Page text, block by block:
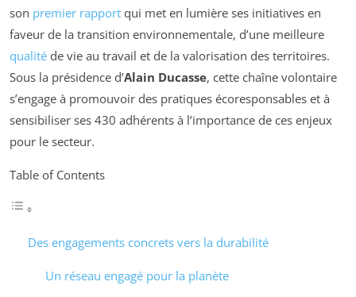
son premier rapport qui met en lumière ses initiatives en
faveur de la transition environnementale, d’une meilleure
qualité de vie au travail et de la valorisation des territoires.
Sous la présidence d’Alain Ducasse, cette chaîne volontaire
s’engage à promouvoir des pratiques écoresponsables et à
sensibiliser ses 430 adhérents à l’importance de ces enjeux
pour le secteur.
Table of Contents
Des engagements concrets vers la durabilité
Un réseau engagé pour la planète